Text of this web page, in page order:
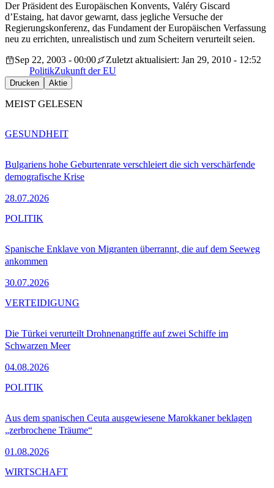
Der Präsident des Europäischen Konvents, Valéry Giscard
d’Estaing, hat davor gewarnt, dass jegliche Versuche der
Regierungskonferenz, das Fundament der Europäischen Verfassung
neu zu errichten, unrealistisch und zum Scheitern verurteilt seien.
Sep 22, 2003 - 00:00
Zuletzt aktualisiert: Jan 29, 2010 - 12:52
PolitikZukunft der EU
Drucken Aktie
MEIST GELESEN
Bulgariens hohe Geburtenrate verschleiert die sich verschärfende
demografische Krise
28.07.2026
GESUNDHEIT
Spanische Enklave von Migranten überrannt, die auf dem Seeweg
ankommen
30.07.2026
POLITIK
Die Türkei verurteilt Drohnenangriffe auf zwei Schiffe im
Schwarzen Meer
04.08.2026
VERTEIDIGUNG
Aus dem spanischen Ceuta ausgewiesene Marokkaner beklagen
„zerbrochene Träume“
01.08.2026
POLITIK
WIRTSCHAFT